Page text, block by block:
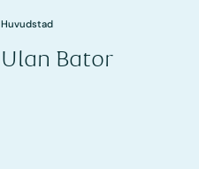
Huvudstad
Ulan Bator